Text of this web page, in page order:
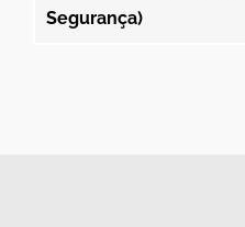
Segurança)